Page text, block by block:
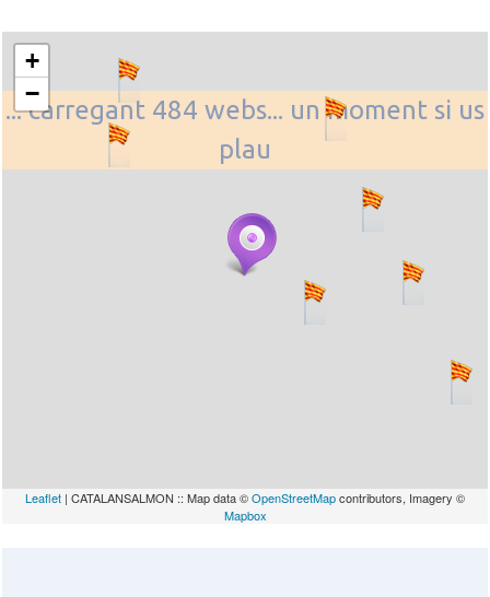
... carregant 484 webs... un moment si us
plau
+
−
Leaflet | CATALANSALMON :: Map data ©OpenStreetMapcontributors, Imagery ©
Mapbox